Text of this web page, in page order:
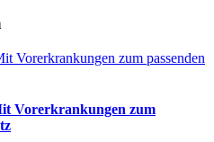
Vorerkrankungen zum